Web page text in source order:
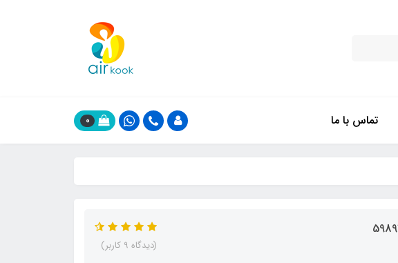
تماس با ما 0
(دیدگاه 9 کاربر)